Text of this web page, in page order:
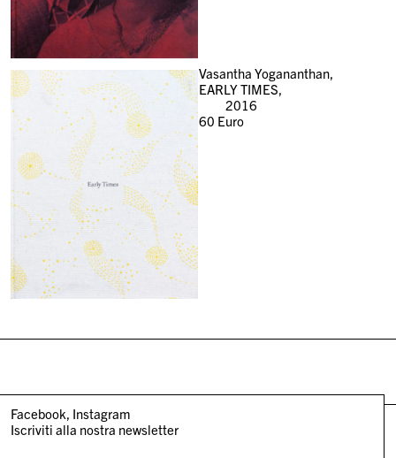
Vasantha Yogananthan,
EARLY TIMES,
2016
60 Euro
Facebook Instagram
Iscriviti alla nostra newsletter